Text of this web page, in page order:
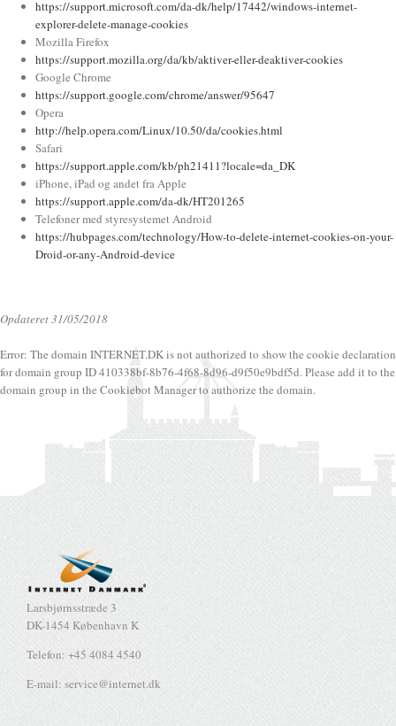
https://support.microsoft.com/da-dk/help/17442/windows-internet-
explorer-delete-manage-cookies
Mozilla Firefox
https://support.mozilla.org/da/kb/aktiver-eller-deaktiver-cookies
Google Chrome
https://support.google.com/chrome/answer/95647
Opera
http://help.opera.com/Linux/10.50/da/cookies.html
Safari
https://support.apple.com/kb/ph21411?locale=da_DK
iPhone, iPad og andet fra Apple
https://support.apple.com/da-dk/HT201265
Telefoner med styresystemet Android
https://hubpages.com/technology/How-to-delete-internet-cookies-on-your-
Droid-or-any-Android-device
Opdateret 31/05/2018
Error: The domain INTERNET.DK is not authorized to show the cookie declaration
for domain group ID 410338bf-8b76-4f68-8d96-d9f50e9bdf5d. Please add it to the
domain group in the Cookiebot Manager to authorize the domain.
Larsbjørnsstræde 3
DK-1454 København K
Telefon: +45 4084 4540
E-mail: service@internet.dk